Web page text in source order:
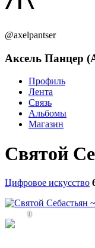
@axelpantser
Аксель Панцер
Профиль
Лента
Связь
Альбомы
Магазин
Святой
Цифровое искусство
9